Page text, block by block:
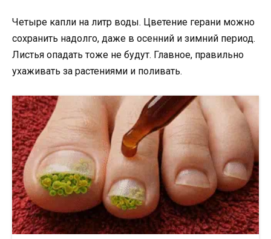
Четыре капли на литр воды. Цветение герани можно
сохранить надолго, даже в осенний и зимний период.
Листья опадать тоже не будут. Главное, правильно
ухаживать за растениями и поливать.